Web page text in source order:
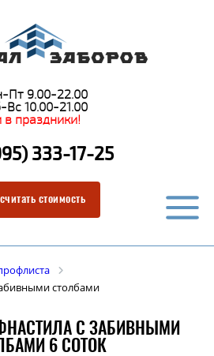
Пт 9.00-22.00
Вс 10.00-21.00
в праздники!
333-17-25
стоимость
столбами
С ЗАБИВНЫМИ
6 СОТОК